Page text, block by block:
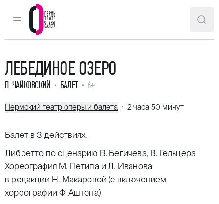
ГЛАВНОЕ МЕНЮ
Пермский театр оперы и балета
ЛЕБЕДИНОЕ ОЗЕРО
П. ЧАЙКОВСКИЙ БАЛЕТ 6+
Пермский театр оперы и балета 2 часа 50 минут
Балет в 3 действиях.
Либретто по сценарию В. Бегичева, В. Гельцера
Хореография М. Петипа и Л. Иванова
в редакции Н. Макаровой (с включением
хореографии Ф. Аштона)